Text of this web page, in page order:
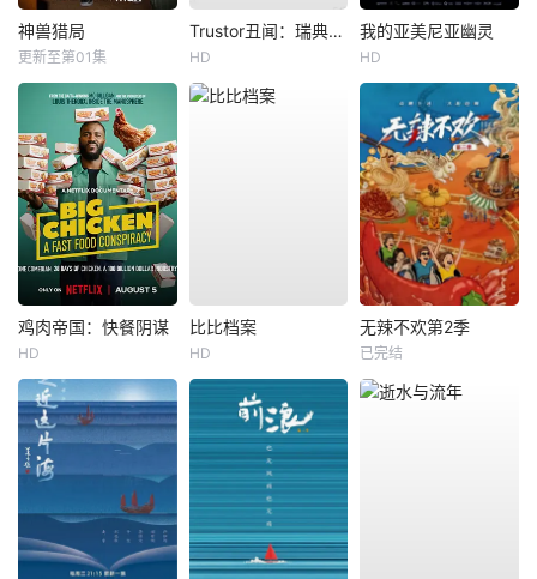
神兽猎局
更新至第01集
Trustor丑闻：瑞典金融案内幕
HD
我的亚美尼亚幽灵
HD
鸡肉帝国：快餐阴谋
HD
比比档案
HD
无辣不欢第2季
已完结